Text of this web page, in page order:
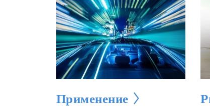
Применение